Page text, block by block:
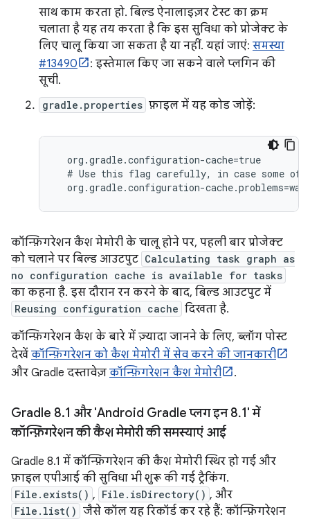
साथ काम करता हो. बिल्ड ऐनालाइज़र टेस्ट का क्रम
चलाता है यह तय करता है कि इस सुविधा को प्रोजेक्ट के
लिए चालू किया जा सकता है या नहीं. यहां जाएं: समस्या
#13490
: इस्तेमाल किए जा सकने वाले प्लगिन की
सूची.
gradle.properties फ़ाइल में यह कोड जोड़ें:
  org.gradle.configuration-cache=true
# Use this flag carefully, in case some of
org.gradle.configuration-
कॉन्फ़िगरेशन कैश मेमोरी के चालू होने पर, पहली बार प्रोजेक्ट
को चलाने पर बिल्ड आउटपुट Calculating task graph as
no configuration cache is available for tasks
का कहना है. इस दौरान रन करने के बाद, बिल्ड आउटपुट में
Reusing configuration cache दिखता है.
कॉन्फ़िगरेशन कैश के बारे में ज़्यादा जानने के लिए, ब्लॉग पोस्ट
देखें कॉन्फ़िगरेशन को कैश मेमोरी में सेव करने की जानकारी
और Gradle दस्तावेज़ कॉन्फ़िगरेशन कैश मेमोरी .
Gradle 8.1 और 'Android Gradle प्लग इन 8.1' में
कॉन्फ़िगरेशन की कैश मेमोरी की समस्याएं आई
Gradle 8.1 में कॉन्फ़िगरेशन की कैश मेमोरी स्थिर हो गई और
फ़ाइल एपीआई की सुविधा भी शुरू की गई ट्रैकिंग.
File.exists() , File.isDirectory() , और
File.list() जैसे कॉल यह रिकॉर्ड कर रहे हैं: कॉन्फ़िगरेशन